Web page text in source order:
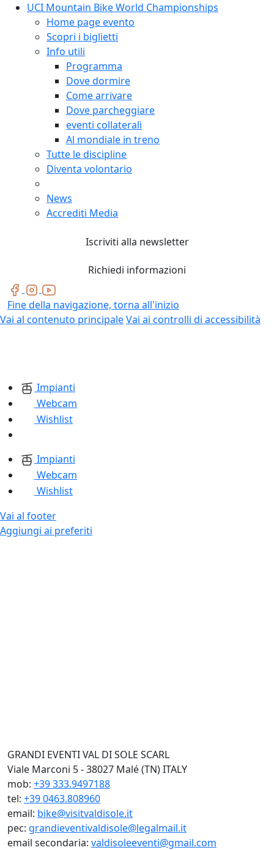
UCI Mountain Bike World Championships
Home page evento
Scopri i biglietti
Info utili
Programma
Dove dormire
Come arrivare
Dove parcheggiare
eventi collaterali
Al mondiale in treno
Tutte le discipline
Diventa volontario
News
Accrediti Media
Iscriviti alla newsletter
Richiedi informazioni
Fine della navigazione, torna all'inizio
Vai al contenuto principaleVai ai controlli di accessibilità
Impianti
Webcam
Wishlist
Impianti
Webcam
Wishlist
Vai al footer
Aggiungi ai preferiti
GRANDI EVENTI VAL DI SOLE SCARL
Viale Marconi 5 - 38027 Malé (TN) ITALY
mob: +39 333.9497188
tel: +39 0463.808960
email: bike@visitvaldisole.it
pec: grandieventivaldisole@legalmail.it
email secondaria: valdisoleeventi@gmail.com